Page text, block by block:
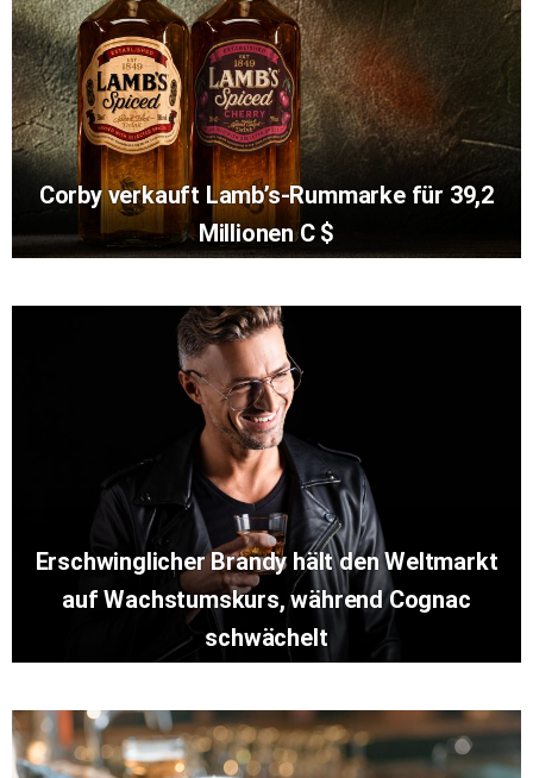
Corby verkauft Lamb’s-Rummarke für 39,2
Millionen C $
Erschwinglicher Brandy hält den Weltmarkt
auf Wachstumskurs, während Cognac
schwächelt